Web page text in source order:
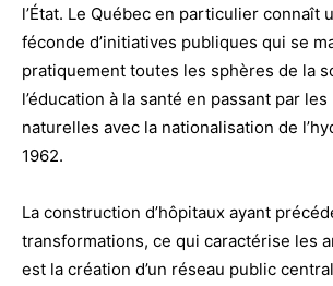
l’État. Le Québec en particulier connaît
féconde d’initiatives publiques qui se
pratiquement toutes les sphères de la
l’éducation à la santé en passant par
naturelles avec la nationalisation de
1962.
La construction d’hôpitaux ayant
transformations, ce qui caractérise les
est la création d’un réseau public